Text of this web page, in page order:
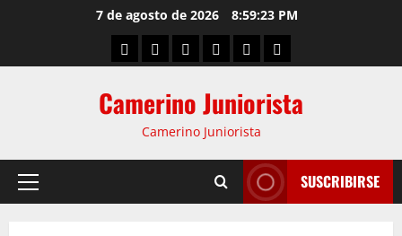
7 de agosto de 2026 8:59:23 PM
Camerino Juniorista
Camerino Juniorista
SUSCRIBIRSE